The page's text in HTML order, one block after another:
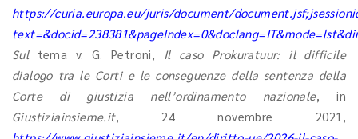
https://curia.europa.eu/juris/document/
Sultema v. G. Petroni,
Il caso Prokuratuur: il difficile
dialogo tra le Corti e le conseguenze della sentenza della
Corte di giustizia nell’ordinamento nazionale, in
Giustiziainsieme.it, 24 novembre 2021,